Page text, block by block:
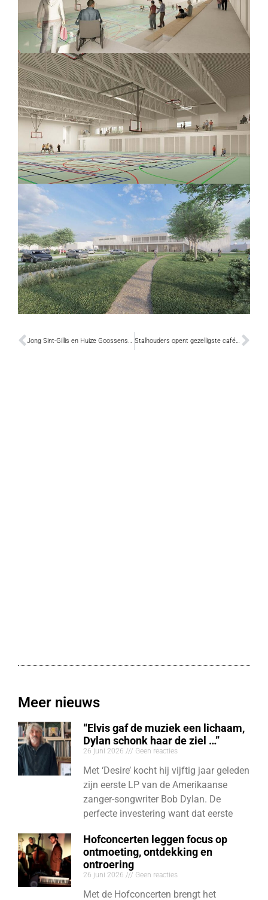
Jong Sint-Gillis en Huize Goossens Appels slaan handen in elkaar Stalhouders opent gezelligste café van Sint-Gillis
Meer nieuws
“Elvis gaf de muziek een lichaam,
Dylan schonk haar de ziel …”
26 juni 2026 Geen reacties
Met ‘Desire’ kocht hij vijftig jaar geleden
zijn eerste LP van de Amerikaanse
zanger-songwriter Bob Dylan. De
perfecte investering want dat eerste
Hofconcerten leggen focus op
ontmoeting, ontdekking en
ontroering
26 juni 2026 Geen reacties
Met de Hofconcerten brengt het